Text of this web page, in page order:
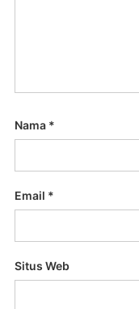
Nama *
Email *
Situs Web